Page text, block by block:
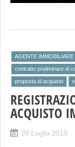
AGENTE IMMOBILIARE
contratto preliminare di
proposta di acquisto
ACQUISTO
20 Luglio 2019